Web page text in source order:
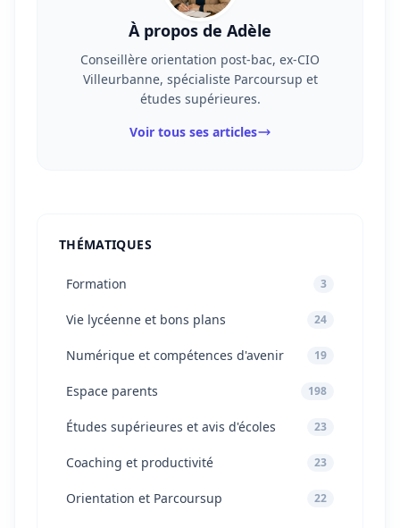
À propos de Adèle
Conseillère orientation post-bac, ex-CIO
Villeurbanne, spécialiste Parcoursup et
études supérieures.
Voir tous ses articles
THÉMATIQUES
Formation 3
Vie lycéenne et bons plans 24
Numérique et compétences d'avenir 19
Espace parents 198
Études supérieures et avis d'écoles 23
Coaching et productivité 23
Orientation et Parcoursup 22